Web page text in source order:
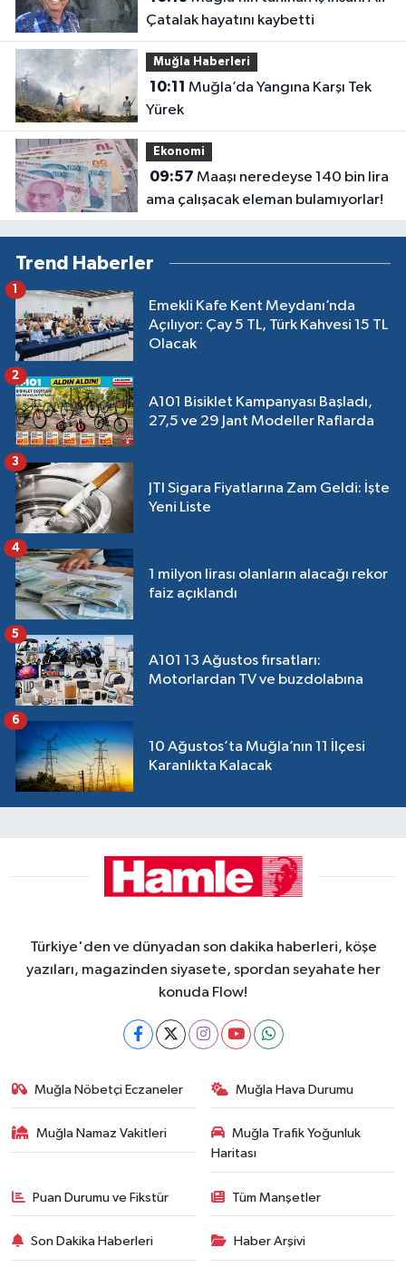
Çatalak hayatını kaybetti
Muğla Haberleri
10:11
Yürek
Ekonomi
09:57
ama çalışacak eleman bulamıyorlar!
Trend Haberler
Emekli Kafe Kent Meydanı’nda
Açılıyor: Çay 5 TL, Türk Kahvesi 15 TL
Olacak
1
A101 Bisiklet Kampanyası Başladı,
27,5 ve 29 Jant Modeller Raflarda
2
JTI Sigara Fiyatlarına Zam Geldi: İşte
Yeni Liste
3
1 milyon lirası olanların alacağı rekor
faiz açıklandı
4
A101 13 Ağustos fırsatları:
Motorlardan TV ve buzdolabına
5
10 Ağustos’ta Muğla’nın 11 İlçesi
Karanlıkta Kalacak
6
Türkiye'den ve dünyadan son dakika haberleri, köşe
yazıları, magazinden siyasete, spordan seyahate her
konuda Flow!
Muğla Nöbetçi Eczaneler Muğla Hava Durumu
Muğla Namaz Vakitleri
Muğla Trafik Yoğunluk
Haritası
Puan Durumu ve Fikstür Tüm Manşetler
Son Dakika Haberleri Haber Arşivi